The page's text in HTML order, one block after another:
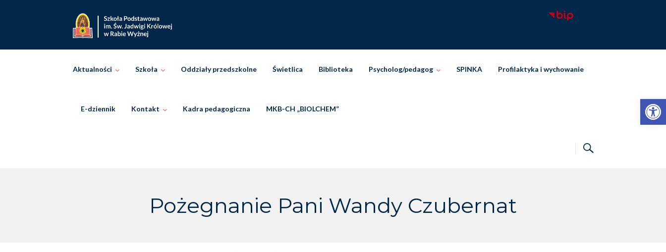
Otwórz pasek narzędzi
Aktualności Szkoła Oddziały przedszkolne Świetlica Biblioteka Psycholog/pedagog SPINKA Profilaktyka i wychowanie
E-dziennik Kontakt Kadra pedagogiczna MKB-CH „BIOLCHEM”
Pożegnanie Pani Wandy Czubernat